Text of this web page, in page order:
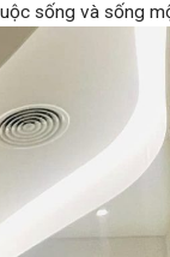
sống và sống